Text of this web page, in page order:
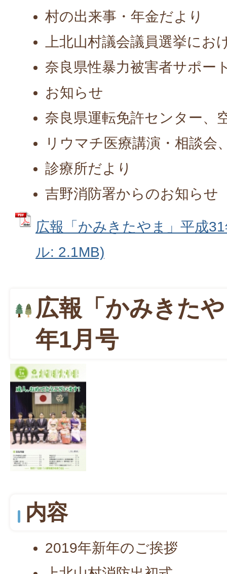
村の出来事・年金だより
上北山村議会議員選挙にお
奈良県性暴力被害者サポー
お知らせ
奈良県運転免許センター、
リウマチ医療講演・相談会
診療所だより
吉野消防署からのお知らせ
広報「かみきたやま」平成
ル: 2.1MB)
広報「かみきた
年1月号
内容
2019年新年のご挨拶